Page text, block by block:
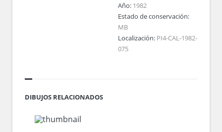
Año: 1982
Estado de conservación:
MB
Localización: PI4-CAL-1982-
075
DIBUJOS RELACIONADOS